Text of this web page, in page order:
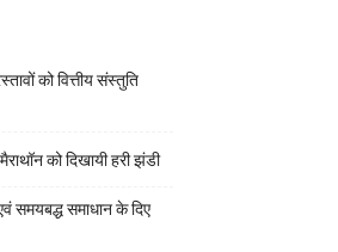
को वित्तीय संस्तुति
को दिखायी हरी झंडी
समयबद्ध समाधान के दिए